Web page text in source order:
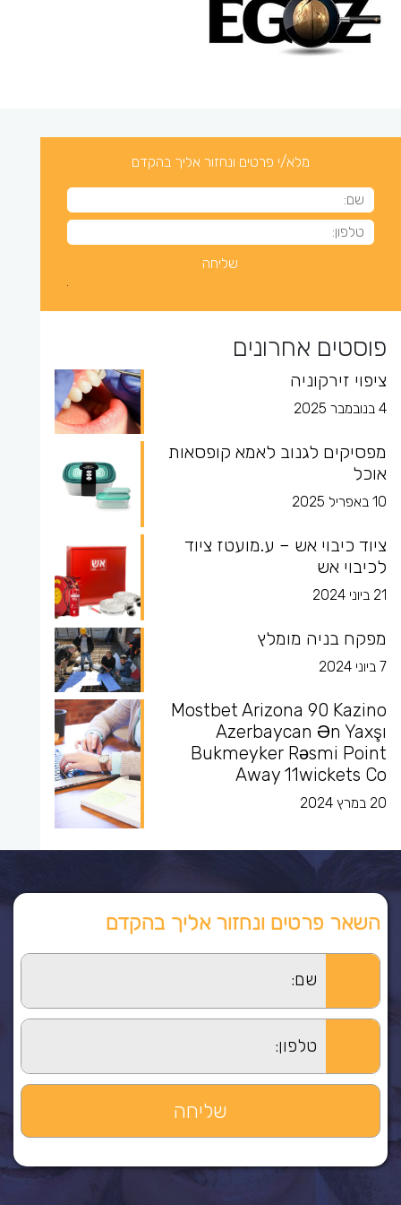
מלא/י פרטים ונחזור אליך בהקדם
פוסטים אחרונים
ציפוי זירקוניה
4 בנובמבר 2025
מפסיקים לגנוב לאמא קופסאות
אוכל
10 באפריל 2025
ציוד כיבוי אש – ע.מועטז ציוד
לכיבוי אש
21 ביוני 2024
מפקח בניה מומלץ
7 ביוני 2024
Mostbet Arizona 90 Kazino
Azerbaycan Ən Yaxşı
Bukmeyker Rəsmi Point
Away 11wickets Co
20 במרץ 2024
השאר פרטים ונחזור אליך בהקדם